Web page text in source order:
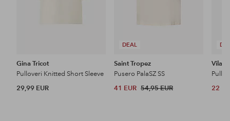
Gina Tricot
Pulloveri Knitted Short Sleeve
29,99 EUR
DEAL
Saint Tropez
Pusero PalaSZ SS
41 EUR 54,95 EUR
Vila
22